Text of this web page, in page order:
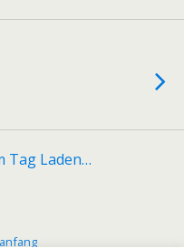
Tag Laden…